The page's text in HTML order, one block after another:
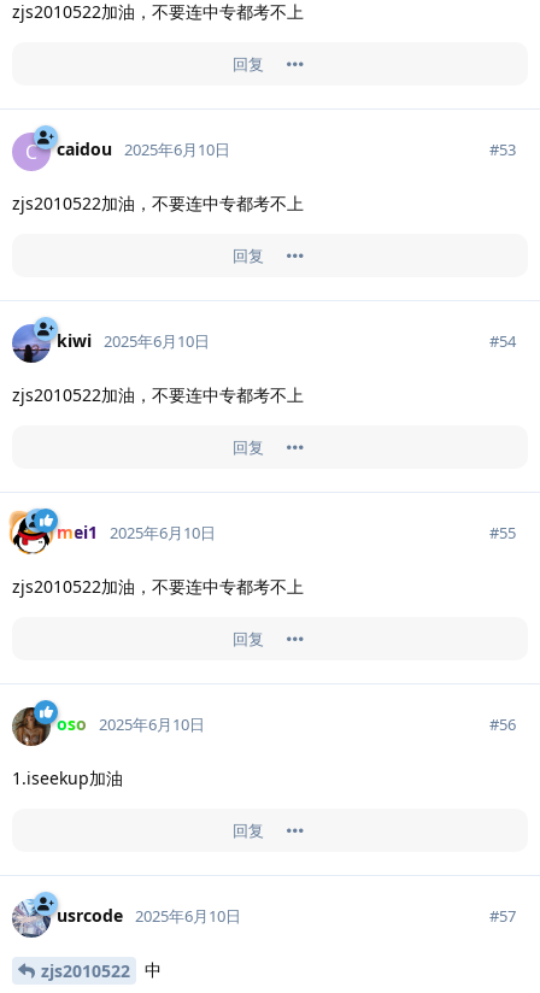
zjs2010522加油，不要连中专都考不上
回复
C caidou 2025年6月10日 #53
zjs2010522加油，不要连中专都考不上
回复
kiwi 2025年6月10日 #54
zjs2010522加油，不要连中专都考不上
回复
mei1 2025年6月10日 #55
zjs2010522加油，不要连中专都考不上
回复
oso 2025年6月10日 #56
1.iseekup加油
回复
usrcode 2025年6月10日 #57
zjs2010522 中